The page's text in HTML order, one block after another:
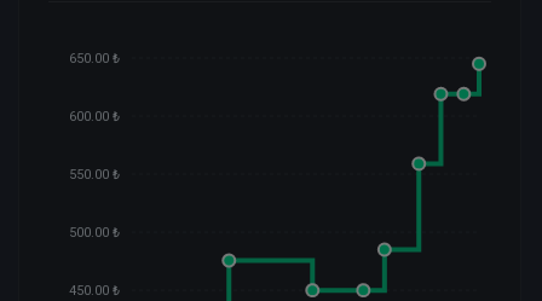
650.00 ₺
600.00 ₺
550.00 ₺
500.00 ₺
450.00 ₺